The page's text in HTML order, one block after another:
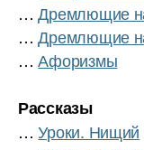
…Дремлющие
…Дремлющие
…Афоризмы
Рассказы
…Уроки. Нищий